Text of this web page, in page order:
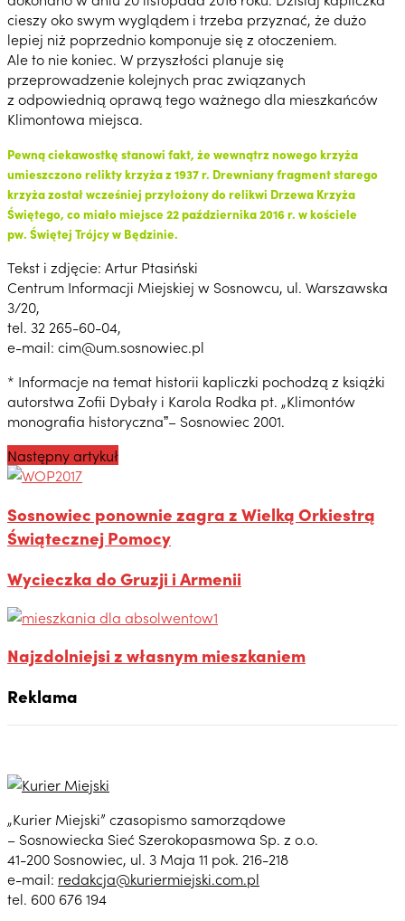
cieszy oko swym wyglądem i trzeba przyznać, że dużo
lepiej niż poprzednio komponuje się z otoczeniem.
Ale to nie koniec. W przyszłości planuje się
przeprowadzenie kolejnych prac związanych
z odpowiednią oprawą tego ważnego dla mieszkańców
Klimontowa miejsca.
Pewną ciekawostkę stanowi fakt, że wewnątrz nowego krzyża
umieszczono relikty krzyża z 1937 r. Drewniany fragment starego
krzyża został wcześniej przyłożony do relikwi Drzewa Krzyża
Świętego, co miało miejsce 22 października 2016 r. w kościele
pw. Świętej Trójcy w Będzinie.
Tekst i zdjęcie: Artur Ptasiński
Centrum Informacji Miejskiej w Sosnowcu, ul. Warszawska
3/20,
tel. 32 265-60-04,
e-mail: cim@um.sosnowiec.pl
* Informacje na temat historii kapliczki pochodzą z książki
autorstwa Zofii Dybały i Karola Rodka pt. „Klimontów
monografia historycznaˮ– Sosnowiec 2001.
Następny artykuł
Sosnowiec ponownie zagra z Wielką Orkiestrą
Świątecznej Pomocy
Wycieczka do Gruzji i Armenii
Najzdolniejsi z własnym mieszkaniem
Reklama
„Kurier Miejski” czasopismo samorządowe
– Sosnowiecka Sieć Szerokopasmowa Sp. z o.o.
41-200 Sosnowiec, ul. 3 Maja 11 pok. 216-218
e-mail: redakcja@kuriermiejski.com.pl
tel. 600 676 194